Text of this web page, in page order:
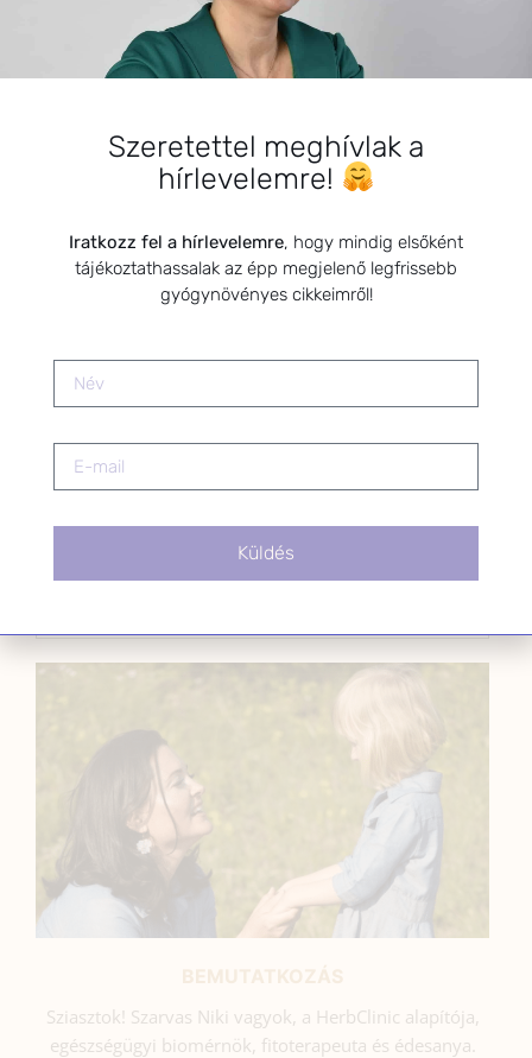
Megvalósult álom, amelyért
érdemes küzdeni!
Felfázás kezelése természetes
Viselj gyógynövényt
2024.11.20.
A SZŰRŐVIZSGÁLATOK ÉS A
2024.09.09.
Sziasztok! Szarvas Niki vagyok, a HerbClinic alapítója,
egészségügyi biomérnök, fitoterapeuta és édesanya.
Szeretettel meghívlak a
hírlevelemre!
Iratkozz fel a hírlevelemre, hogy mindig elsőként
tájékoztathassalak az épp megjelenő legfrissebb
gyógynövényes cikkeimről!
Küldés